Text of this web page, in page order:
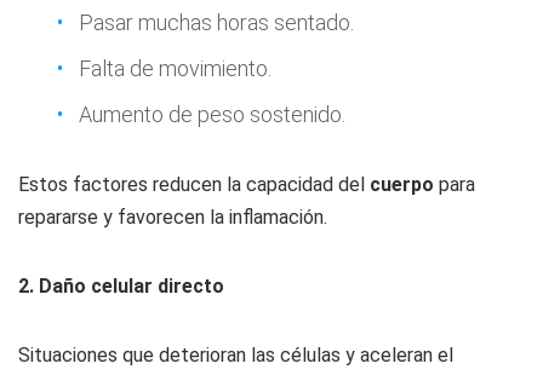
Pasar muchas horas sentado.
Falta de movimiento.
Aumento de peso sostenido.
Estos factores reducen la capacidad del cuerpo para
repararse y favorecen la inflamación.
2. Daño celular directo
Situaciones que deterioran las células y aceleran el